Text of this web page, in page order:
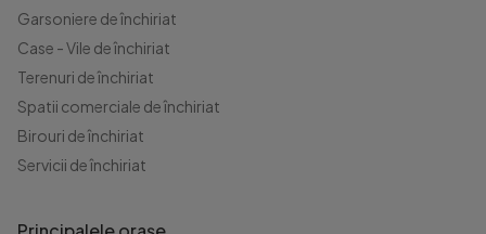
Garsoniere de închiriat
Case - Vile de închiriat
Terenuri de închiriat
Spatii comerciale de închiriat
Birouri de închiriat
Servicii de închiriat